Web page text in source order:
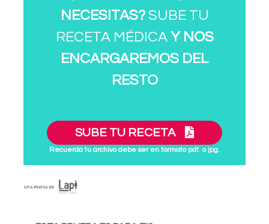
NECESITAS?SUBE TU
RECETA MÉDICA Y NOS
ENCARGAREMOS DEL
RESTO
SUBE TU RECETA
Recuerda tu archivo debe ser en formato pdf. o jpg.